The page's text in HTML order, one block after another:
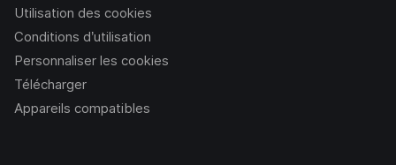
Utilisation des cookies
Conditions d’utilisation
Personnaliser les cookies
Télécharger
Appareils compatibles